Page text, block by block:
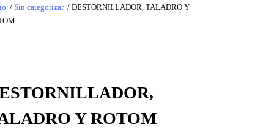
/ Sin categorizar / DESTORNILLADOR, TALADRO Y
Y ROTOM